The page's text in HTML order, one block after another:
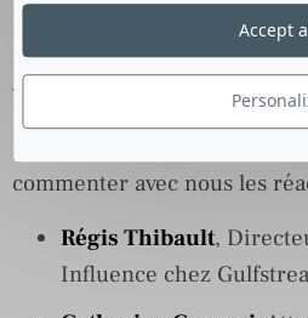
Un dernier point, les Spaces
fonctionnent en direct,
vraie vie, la magie est dans
Nous vous attendons pour
commenter avec nous les
Régis Thibault,
Influence chez
Accept